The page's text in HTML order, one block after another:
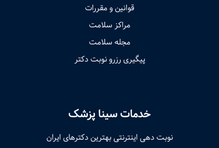
قوانین و مقررات
مراکز سلامت
مجله سلامت
پیگیری رزرو نوبت دکتر
خدمات سینا پزشک
نوبت‌ دهی اینترنتی بهترین دکترهای ایران